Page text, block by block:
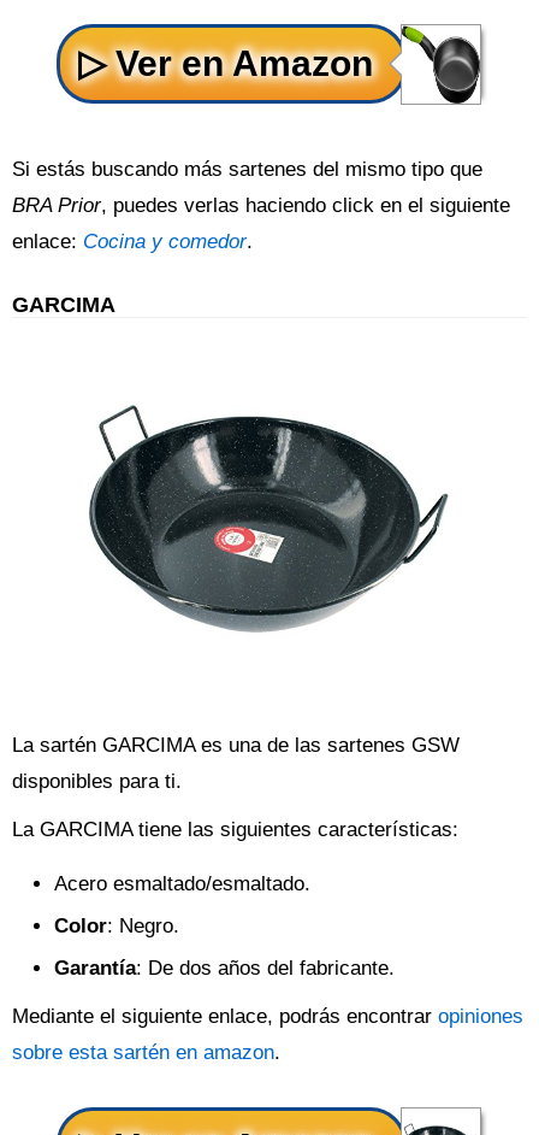
Si estás buscando más sartenes del mismo tipo que
BRA Prior, puedes verlas haciendo click en el siguiente
enlace: Cocina y comedor.
GARCIMA
La sartén GARCIMA es una de las sartenes GSW
disponibles para ti.
La GARCIMA tiene las siguientes características:
Acero esmaltado/esmaltado.
Color: Negro.
Garantía: De dos años del fabricante.
Mediante el siguiente enlace, podrás encontrar opiniones
sobre esta sartén en amazon.